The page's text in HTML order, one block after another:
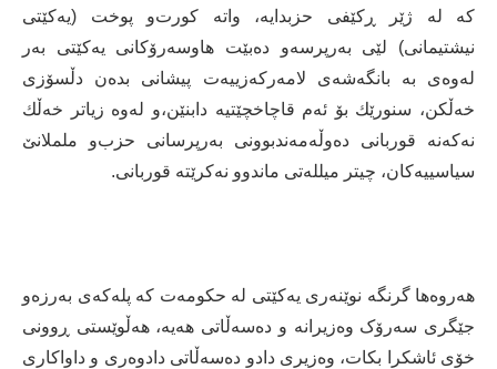
كه‌ له‌ ژێر ڕكێفی‌ حزبدایه‌، واته‌ كورت‌و پوخت (یه‌كێتی‌
نیشتیمانی) لێی‌ به‌رپرسه‌و ده‌بێت هاوسه‌رۆكانی‌ یه‌كێتی‌ به‌ر
له‌وه‌ی‌ به‌ بانگه‌شه‌ی‌ لامه‌ركه‌زییه‌ت پیشانی‌ بده‌ن دڵسۆزی‌
خه‌ڵكن، سنورێك بۆ ئه‌م قاچاخچێتیه‌ دابنێن،‌و له‌وه‌ زیاتر خه‌ڵك
نه‌كه‌نه‌ قوربانی‌ ده‌وڵه‌مه‌ندبوونی‌ به‌رپرسانی‌ حزب‌و ململانێ
سیاسییه‌كان، چیتر میلله‌تی ماندوو نه‌كرێته‌ قوربانی‌.
هەروەها گرنگە نوێنەری‌ یەکێتی‌ لە حکومەت کە پلەکەی‌ بەرزەو
جێگری‌ سەرۆک وەزیرانە و دەسەڵاتی هەیە، هەڵوێستی‌ ڕوونی‌
خۆی‌ ئاشکرا بکات، وەزیری‌ دادو دەسەڵاتی‌ دادوەری‌ و داواکاری‌